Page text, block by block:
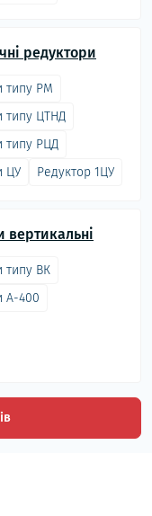
редуктори
типу РМ
типу ЦТНД
типу РЦД
ЦУ
Редуктор 1ЦУ
вертикальні
типу ВК
А-400